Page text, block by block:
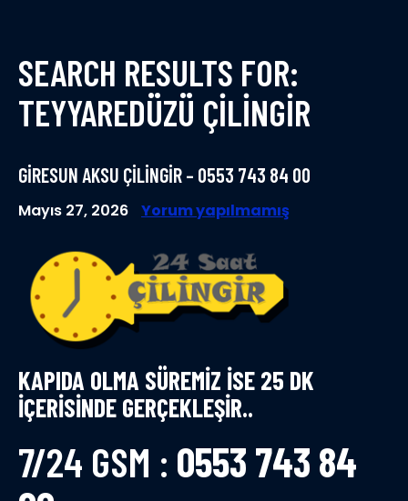
SEARCH RESULTS FOR:
TEYYAREDÜZÜ ÇILINGIR
GİRESUN AKSU ÇİLİNGİR – 0553 743 84 00
Mayıs 27, 2026 Yorum yapılmamış
KAPIDA OLMA SÜREMİZ İSE 25 DK
İÇERİSİNDE GERÇEKLEŞİR..
7/24 GSM : 0553 743 84